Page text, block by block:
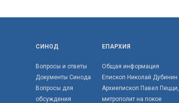
июль
СИНОД
Вопросы и ответы
Документы Синода
Вопросы для
обсуждения
ЕПАРХИЯ
Общая информация
Епископ Николай Дубинин
Архиепископ Павел Пецци,
митрополит на покое